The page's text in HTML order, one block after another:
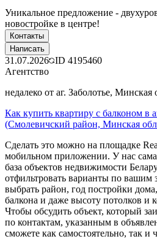
Уникальное предложение -
новостройке в центре!
Контакты
Написать
31.07.2026 ID 4195460
Агентство
недалеко от аг. Заболотье, Минская
Как купить квартиру с балконом в
(Смолевичский район, Минская
Сделать это можно на площадке
мобильном приложении. У нас
база объектов недвижимости
отфильтровать варианты по вашим
выбрать район, год постройки
балкона и даже высоту потолков и
Чтобы обсудить объект, который
по контактам, указанным в
сможете как самостоятельно, так и